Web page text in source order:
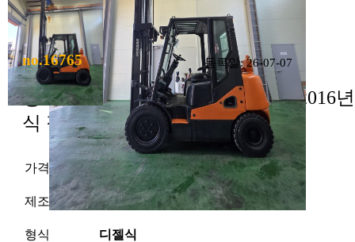
no.16765 등록일: 26-07-07
평택 중고지게차 두산 2.5톤 디젤 2016년
식 정비완료
가격 1,680만원
제조사 두산
형식 디젤식